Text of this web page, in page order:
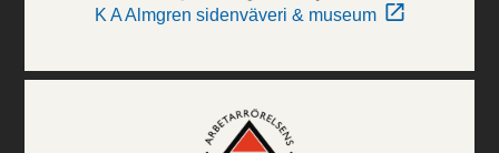
K A Almgren sidenväveri & museum